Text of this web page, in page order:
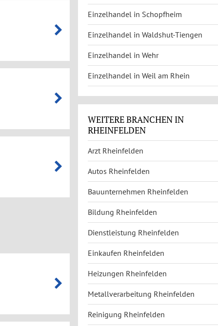
Einzelhandel in Schopfheim
Einzelhandel in Waldshut-Tiengen
Einzelhandel in Wehr
Einzelhandel in Weil am Rhein
WEITERE BRANCHEN IN
RHEINFELDEN
Arzt Rheinfelden
Autos Rheinfelden
Bauunternehmen Rheinfelden
Bildung Rheinfelden
Dienstleistung Rheinfelden
Einkaufen Rheinfelden
Heizungen Rheinfelden
Metallverarbeitung Rheinfelden
Reinigung Rheinfelden